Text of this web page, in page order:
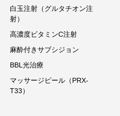
白玉注射（グルタチオン注
射）
高濃度ビタミンC注射
麻酔付きサブシジョン
BBL光治療
マッサージピール（PRX-
T33）